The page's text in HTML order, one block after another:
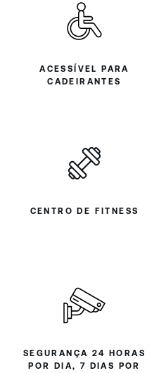
ACESSÍVEL PARA
CADEIRANTES
CENTRO DE FITNESS
SEGURANÇA 24 HORAS
POR DIA, 7 DIAS POR